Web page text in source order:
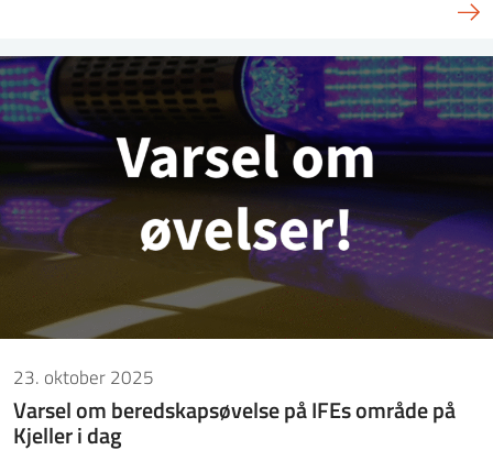
23. oktober 2025
Varsel om beredskapsøvelse på IFEs område på
Kjeller i dag